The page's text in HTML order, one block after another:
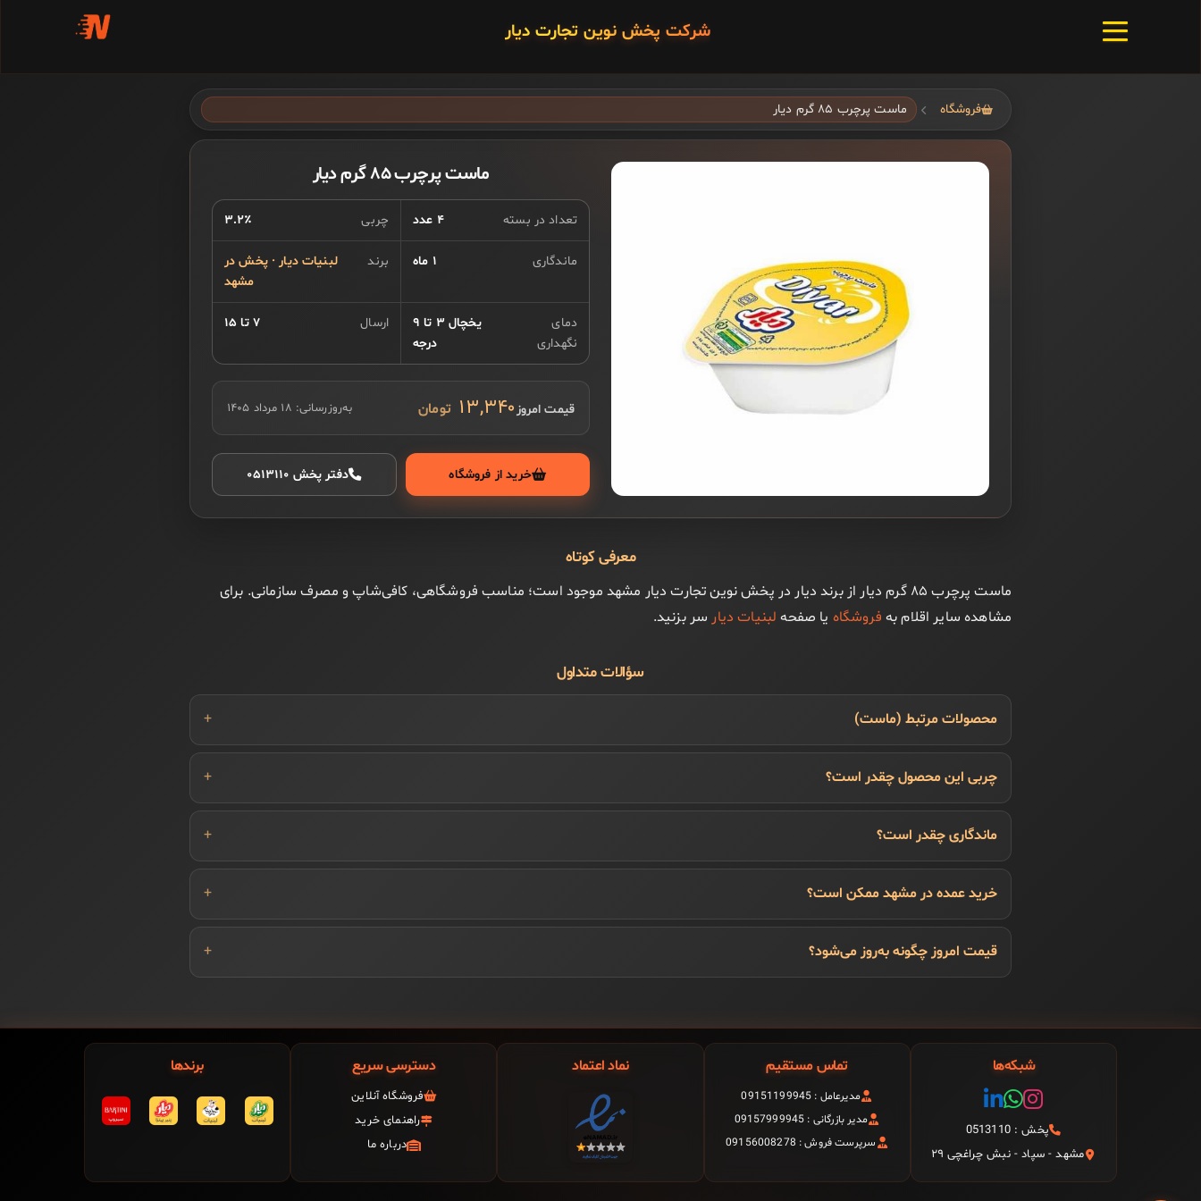
شرکت پخش نوین تجارت دیار
فروشگاه ماست پرچرب ۸۵ گرم دیار
ماست پرچرب ۸۵ گرم دیار
تعداد در بسته ۴ عدد چربی ۳.۲٪
ماندگاری ۱ ماه برند
لبنیات دیار · پخش در
مشهد
دمای
نگهداری
یخچال ۳ تا ۹
درجه
ارسال ۷ تا ۱۵
قیمت امروز۱۳,۳۴۰ به‌روزرسانی: ۱۸ مرداد ۱۴۰۵
خرید از فروشگاه دفتر پخش ۰۵۱۳۱۱۰
معرفی کوتاه
ماست پرچرب ۸۵ گرم دیار از برند دیار در پخش نوین تجارت دیار مشهد موجود است؛ مناسب فروشگاهی، کافی‌شاپ و مصرف سازمانی. برای
مشاهده سایر اقلام به فروشگاه یا صفحه لبنیات دیارسر بزنید.
سؤالات متداول
محصولات مرتبط (ماست)
چربی این محصول چقدر است؟
ماندگاری چقدر است؟
خرید عمده در مشهد ممکن است؟
قیمت امروز چگونه به‌روز می‌شود؟
شبکه‌ها
پخش : 0513110
مشهد - سپاد - نبش چراغچی ۲۹
تماس مستقیم
مدیرعامل : 09151199945
مدیر بازرگانی : 09157999945
سرپرست فروش : 09156008278
نماد اعتماد دسترسی سریع
فروشگاه آنلاین
راهنمای خرید
درباره ما
برندها